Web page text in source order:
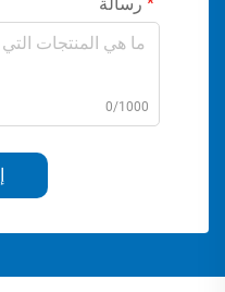
رسالة
0/1000